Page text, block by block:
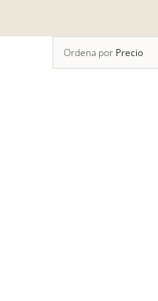
Ordena por Precio